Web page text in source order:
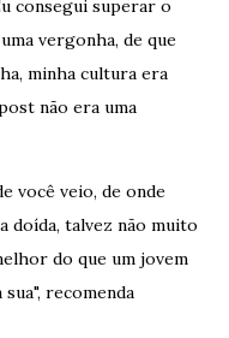
consegui superar o
vergonha, de que
minha cultura era
não era uma
você veio, de onde
doída, talvez não muito
do que um jovem
recomenda